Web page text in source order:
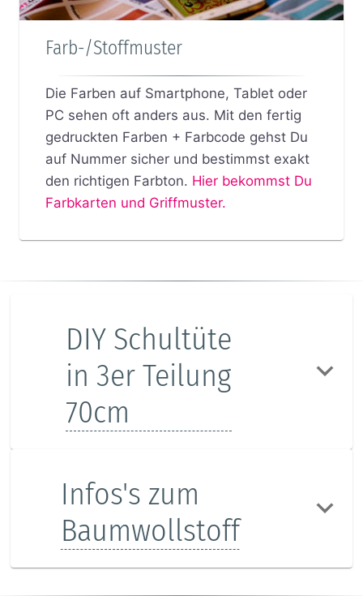
Farb-/Stoffmuster
Die Farben auf Smartphone, Tablet oder
PC sehen oft anders aus. Mit den fertig
gedruckten Farben + Farbcode gehst Du
auf Nummer sicher und bestimmst exakt
den richtigen Farbton. Hier bekommst Du
Farbkarten und Griffmuster.
DIY Schultüte
in 3er Teilung
70cm
Infos's zum
Baumwollstoff